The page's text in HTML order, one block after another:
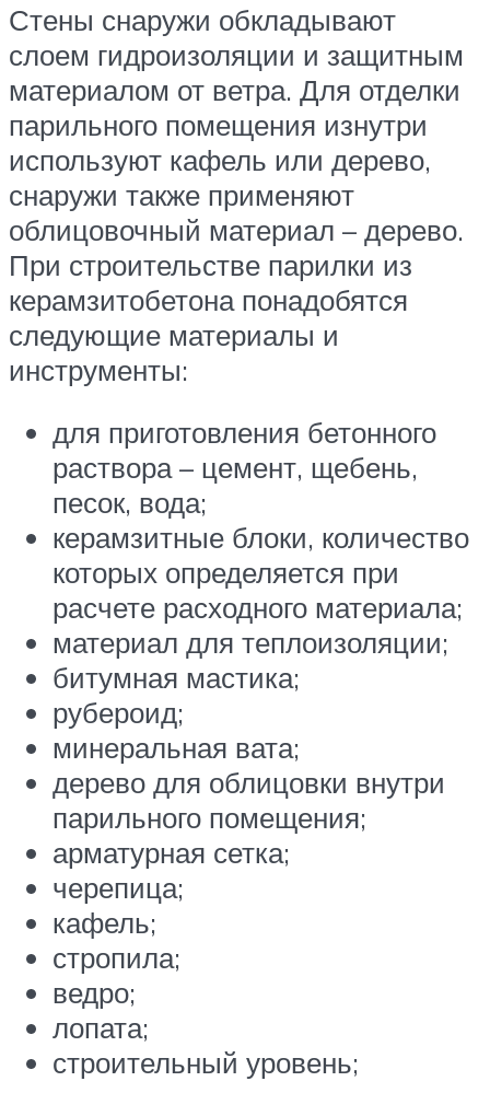
Стены снаружи обкладывают
слоем гидроизоляции и защитным
материалом от ветра. Для отделки
парильного помещения изнутри
используют кафель или дерево,
снаружи также применяют
облицовочный материал – дерево.
При строительстве парилки из
керамзитобетона понадобятся
следующие материалы и
инструменты:
для приготовления бетонного
раствора – цемент, щебень,
песок, вода;
керамзитные блоки, количество
которых определяется при
расчете расходного материала;
материал для теплоизоляции;
битумная мастика;
рубероид;
минеральная вата;
дерево для облицовки внутри
парильного помещения;
арматурная сетка;
черепица;
кафель;
стропила;
ведро;
лопата;
строительный уровень;